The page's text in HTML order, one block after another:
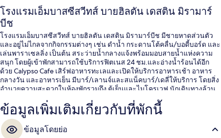
โรงแรมเอ็มบาสซีสวีทส์ บายฮิลตัน เดสติน มิรามาร์
บีช
โรงแรมเอ็มบาสซีสวีทส์ บายฮิลตัน เดสติน มิรามาร์บีช มีชายหาดส่วนตัว
และอยู่ไม่ไกลจากกิจกรรมต่างๆ เช่น ดำน้ำ กระดานโต้คลื่น/บอดี้บอร์ด และ
เล่นพาราเซลลิ่ง เป็นต้น สระว่ายน้ำกลางแจ้งพร้อมมอบสายน้ำแห่งความ
สนุก โดยผู้เข้าพักสามารถใช้บริการฟิตเนส 24 ชม.และอ่างน้ำร้อนได้อีก
ด้วย Calypso Cafe เสิร์ฟอาหารทะเลและเปิดให้บริการอาหารเช้า อาหาร
กลางวัน และอาหารเย็น มีบาร์/เลานจ์และสแน็คบาร์/เดลี่ให้บริการ โดยสิ่ง
อำนวยความสะดวกในห้องพักรวมถึง ตู้เย็นและไมโครเวฟ นักเดินทางล้วน
ข้อมูลเพิ่มเติมเกี่ยวกับที่พักนี้
ข้อมูลโดยย่อ